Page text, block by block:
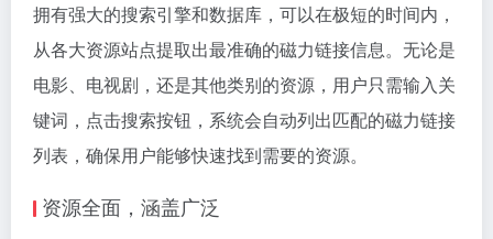
拥有强大的搜索引擎和数据库，可以在极短的时间内，
从各大资源站点提取出最准确的磁力链接信息。无论是
电影、电视剧，还是其他类别的资源，用户只需输入关
键词，点击搜索按钮，系统会自动列出匹配的磁力链接
列表，确保用户能够快速找到需要的资源。
资源全面，涵盖广泛